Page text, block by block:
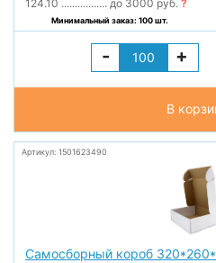
124.10 ................. до 3000 руб.?
Минимальный заказ: 100 шт.
- +
В
Артикул: 1501623490
Самосборный короб